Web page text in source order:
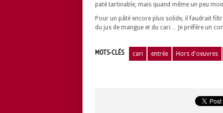
paté tartinable, mais quand même un peu
Pour un pâté encore plus solide, il faudrait
du jus de mangue et du cari… Je préfère un
MOTS-CLÉS cari entrée Hors d'oeuvres